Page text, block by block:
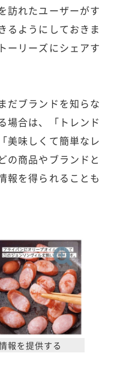
訪れたユーザーがす
るようにしておきま
ーリーズにシェアす
だブランドを知らな
場合は、「トレンド
美味しくて簡単なレ
の商品やブランドと
報を得られることも
報を提供する